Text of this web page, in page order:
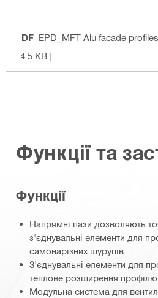
PDF EPD_MFT Alu facade profiles
84.5 KB ]
Функції та
Функції
Напрямні пази дозволяють
з'єднувальні елементи для
самонарізних шурупів
З'єднувальні елементи для
теплове розширення профілю
Модульна система для